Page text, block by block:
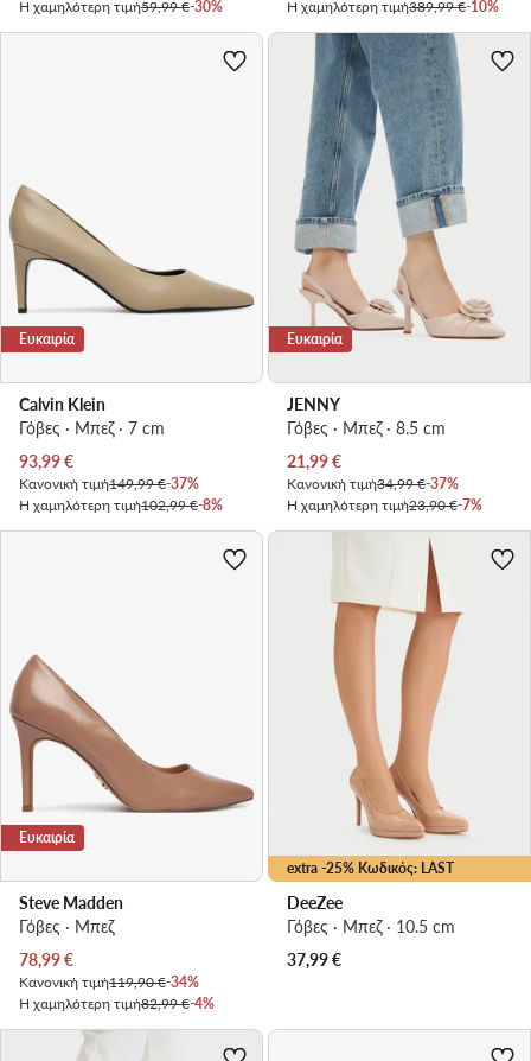
Η χαμηλότερη τιμή59,99 €-30% Η χαμηλότερη τιμή389,99 €-10%
Ευκαιρία
Calvin Klein
Γόβες · Μπεζ · 7 cm
Τρέχουσα τιμή
93,99€
Κανονική τιμή149,99 €-37%
Η χαμηλότερη τιμή102,99 €-8%
Ευκαιρία
JENNY
Γόβες · Μπεζ · 8.5 cm
Τρέχουσα τιμή
21,99€
Κανονική τιμή34,99 €-37%
Η χαμηλότερη τιμή23,90 €-7%
Ευκαιρία
Steve Madden
Γόβες · Μπεζ
Τρέχουσα τιμή
78,99€
Κανονική τιμή119,90 €-34%
Η χαμηλότερη τιμή82,99 €-4%
extra -25% Κωδικός: LAST
DeeZee
Γόβες · Μπεζ · 10.5 cm
37,99€